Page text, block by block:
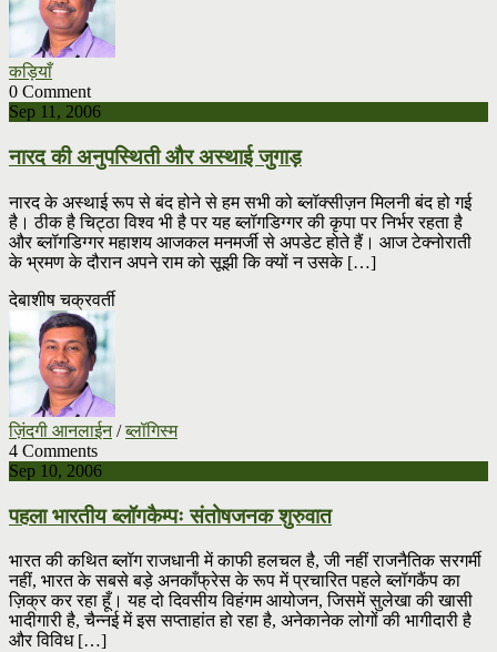
कड़ियाँ
0 Comment
Sep 11, 2006
नारद की अनुपस्थिती और अस्थाई जुगाड़
नारद के अस्थाई रूप से बंद होने से हम सभी को ब्लॉक्सीज़न मिलनी बंद हो गई
है। ठीक है चिट्ठा विश्व भी है पर यह ब्लॉगडिग्गर की कृपा पर निर्भर रहता है
और ब्लॉगडिग्गर महाशय आजकल मनमर्जी से अपडेट होते हैं। आज टेक्नोराती
के भ्रमण के दौरान अपने राम को सूझी कि क्यों न उसके […]
देबाशीष चक्रवर्ती
ज़िंदगी आनलाईन/ब्लॉगिस्म
4 Comments
Sep 10, 2006
पहला भारतीय ब्लॉगकैम्पः संतोषजनक शुरुवात
भारत की कथित ब्लॉग राजधानी में काफी हलचल है, जी नहीं राजनैतिक सरगर्मी
नहीं, भारत के सबसे बड़े अनकाँफ्रेस के रूप में प्रचारित पहले ब्लॉगकैंप का
ज़िक्र कर रहा हूँ। यह दो दिवसीय विहंगम आयोजन, जिसमें सुलेखा की खासी
भादीगारी है, चैन्नई में इस सप्ताहांत हो रहा है, अनेकानेक लोगों की भागीदारी है
और विविध […]